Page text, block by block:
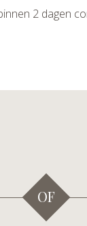
2 dagen
OF